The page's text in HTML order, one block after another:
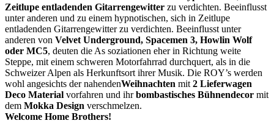
Zeitlupe entladenden Gitarrengewitter zu verdichten. Beeinflusst
unter anderen und zu einem hypnotischen, sich in Zeitlupe
entladenden Gitarrengewitter zu verdichten. Beeinflusst unter
anderen von Velvet Underground, Spacemen 3, Howlin Wolf
oder MC5, deuten die As soziationen eher in Richtung weite
Steppe, mit einem schweren Motorfahrrad durchquert, als in die
Schweizer Alpen als Herkunftsort ihrer Musik. Die ROY’s werden
wohl angesichts der nahendenWeihnachten mit 2 Lieferwagen
Deco Material vorfahren und ihrbombastisches Bühnendecor mit
dem Mokka Design verschmelzen.
Welcome Home Brothers!